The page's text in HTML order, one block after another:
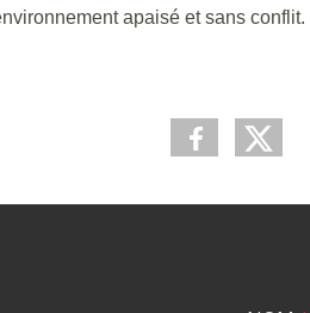
apaisé et sans conflit.